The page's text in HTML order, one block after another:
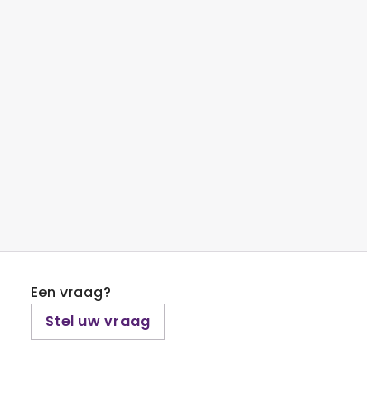
Een vraag?
Stel uw vraag